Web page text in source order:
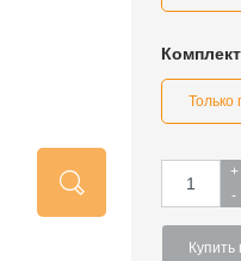
Только
+
-
Купить